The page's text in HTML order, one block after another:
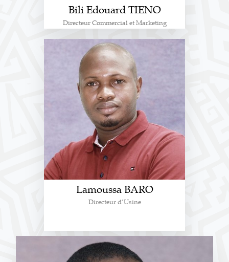
Bili Edouard TIENO
Directeur Commercial et Marketing
Lamoussa BARO
Directeur d’Usine